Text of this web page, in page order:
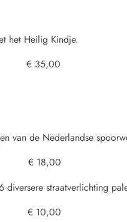
het Heilig Kindje.
€ 35,00
van de Nederlandse
€ 18,00
diversere straatverlichting
€ 10,00